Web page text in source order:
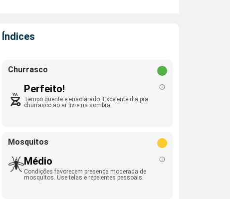
Índices
Churrasco
Perfeito!
Tempo quente e ensolarado. Excelente dia pra
churrasco ao ar livre na sombra.
Mosquitos
Médio
Condições favorecem presença moderada de
mosquitos. Use telas e repelentes pessoais.